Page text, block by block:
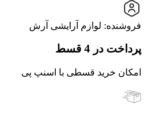
فروشنده: لوازم آرایشی آرش
پرداخت در 4 قسط
امکان خرید قسطی با اسنپ پی